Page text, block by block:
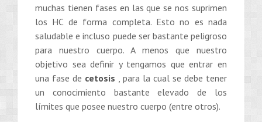
muchas tienen fases en las que se nos suprimen
los HC de forma completa. Esto no es nada
saludable e incluso puede ser bastante peligroso
para nuestro cuerpo. A menos que nuestro
objetivo sea definir y tengamos que entrar en
una fase de cetosis , para la cual se debe tener
un conocimiento bastante elevado de los
límites que posee nuestro cuerpo (entre otros).